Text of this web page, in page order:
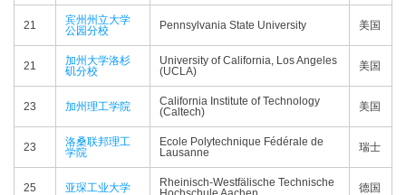
21
宾州州立大学
公园分校
Pennsylvania State University 美国
21
加州大学洛杉
矶分校
University of California, Los Angeles
(UCLA)
美国
23 加州理工学院
California Institute of Technology
(Caltech)
美国
23
洛桑联邦理工
学院
Ecole Polytechnique Fédérale de
Lausanne
瑞士
25 亚琛工业大学
Rheinisch-Westfälische Technische
德国